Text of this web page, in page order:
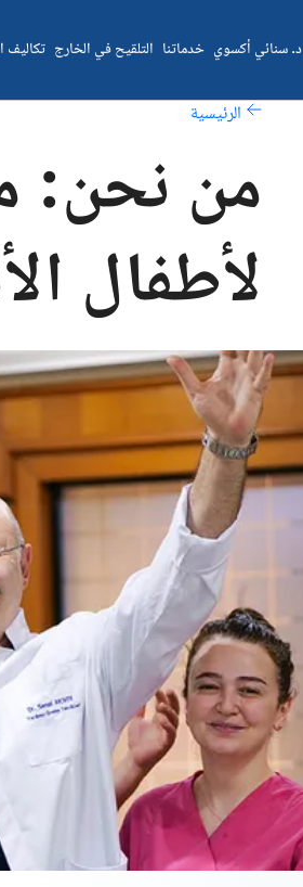
د. سنائي أكسوي خدماتنا التلقيح في الخارج تكاليف
الرئيسية
من نحن:
لأطفال